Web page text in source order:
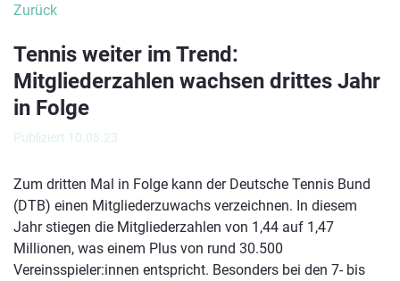
Zurück
Tennis weiter im Trend:
Mitgliederzahlen wachsen drittes Jahr
in Folge
Publiziert 10.08.23
Zum dritten Mal in Folge kann der Deutsche Tennis Bund
(DTB) einen Mitgliederzuwachs verzeichnen. In diesem
Jahr stiegen die Mitgliederzahlen von 1,44 auf 1,47
Millionen, was einem Plus von rund 30.500
Vereinsspieler:innen entspricht. Besonders bei den 7- bis